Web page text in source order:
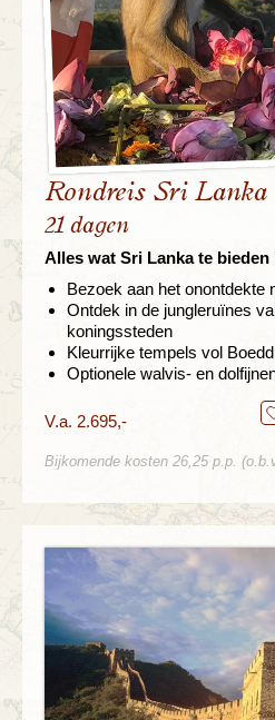
Rondreis Sri Lanka
21 dagen
Alles wat Sri Lanka te bieden
Bezoek aan het onontdekte
Ontdek in de jungleruïnes
koningssteden
Kleurrijke tempels vol
Optionele walvis- en
V.a. 2.695,-
Bijkomende kosten 26,25 p.p.